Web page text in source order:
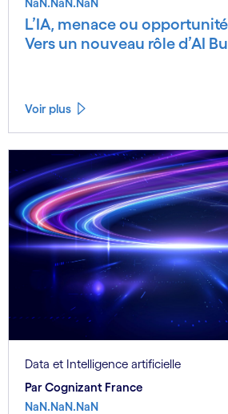
NaN.NaN.NaN
L’IA, menace ou
Vers un nouveau rôle d’AI
Voir plus
Data et Intelligence artificielle
Par Cognizant France
NaN.NaN.NaN